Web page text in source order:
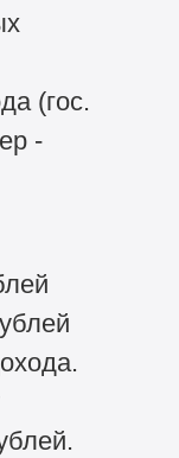
(гос.
-